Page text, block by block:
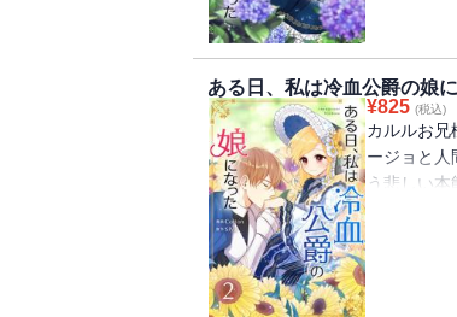
ある日、私は冷血公爵の娘
¥825 (税込)
カルルお兄
ージョと人
う悲しい